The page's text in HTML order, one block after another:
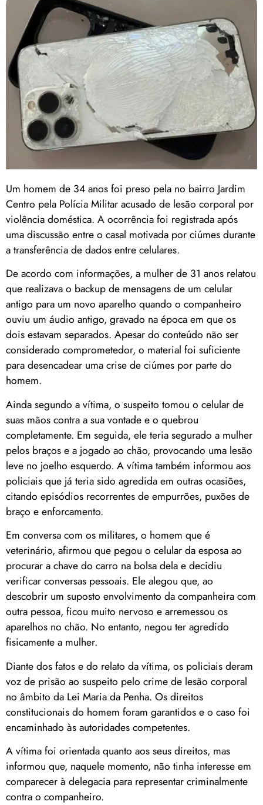
Um homem de 34 anos foi preso pela no bairro Jardim
Centro pela Polícia Militar acusado de lesão corporal por
violência doméstica. A ocorrência foi registrada após
uma discussão entre o casal motivada por ciúmes durante
a transferência de dados entre celulares.
De acordo com informações, a mulher de 31 anos relatou
que realizava o backup de mensagens de um celular
antigo para um novo aparelho quando o companheiro
ouviu um áudio antigo, gravado na época em que os
dois estavam separados. Apesar do conteúdo não ser
considerado comprometedor, o material foi suficiente
para desencadear uma crise de ciúmes por parte do
homem.
Ainda segundo a vítima, o suspeito tomou o celular de
suas mãos contra a sua vontade e o quebrou
completamente. Em seguida, ele teria segurado a mulher
pelos braços e a jogado ao chão, provocando uma lesão
leve no joelho esquerdo. A vítima também informou aos
policiais que já teria sido agredida em outras ocasiões,
citando episódios recorrentes de empurrões, puxões de
braço e enforcamento.
Em conversa com os militares, o homem que é
veterinário, afirmou que pegou o celular da esposa ao
procurar a chave do carro na bolsa dela e decidiu
verificar conversas pessoais. Ele alegou que, ao
descobrir um suposto envolvimento da companheira com
outra pessoa, ficou muito nervoso e arremessou os
aparelhos no chão. No entanto, negou ter agredido
fisicamente a mulher.
Diante dos fatos e do relato da vítima, os policiais deram
voz de prisão ao suspeito pelo crime de lesão corporal
no âmbito da Lei Maria da Penha. Os direitos
constitucionais do homem foram garantidos e o caso foi
encaminhado às autoridades competentes.
A vítima foi orientada quanto aos seus direitos, mas
informou que, naquele momento, não tinha interesse em
comparecer à delegacia para representar criminalmente
contra o companheiro.